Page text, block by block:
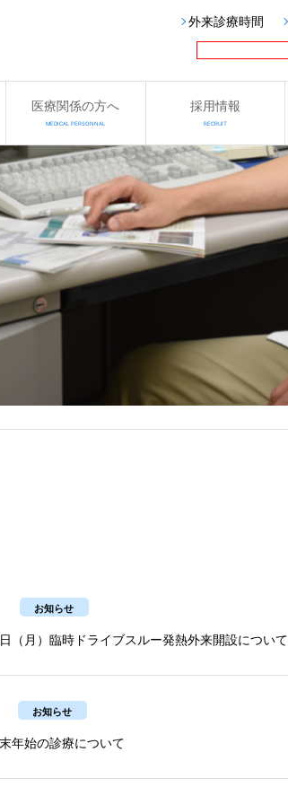
外来診療時間
医療関係の方へ
MEDICAL PERSONNAL
採用情報
RECRUIT
お知らせ
（月）臨時ドライブスルー発熱外来開設について
お知らせ
年始の診療について